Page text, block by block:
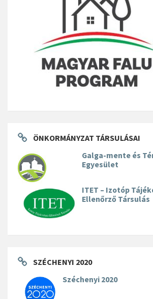
ÖNKORMÁNYZAT TÁRSULÁSAI
Galga-mente és
Egyesület
ITET – Izotóp
Ellenőrző Társulás
SZÉCHENYI 2020
Széchenyi 2020